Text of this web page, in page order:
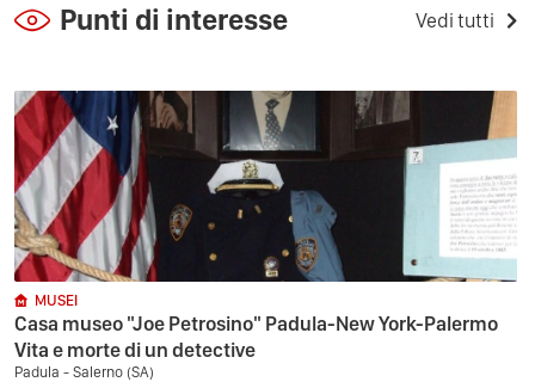
Punti di interesse Vedi tutti
MUSEI
Casa museo "Joe Petrosino" Padula-New York-Palermo
Vita e morte di un detective
Padula - Salerno (SA)